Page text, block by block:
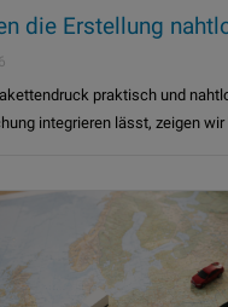
die Erstellung
praktisch und
integrieren lässt, zeigen